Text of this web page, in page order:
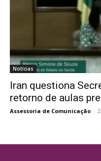
Notícias
Iran questiona
retorno de aulas
Assessoria de Comunicação -